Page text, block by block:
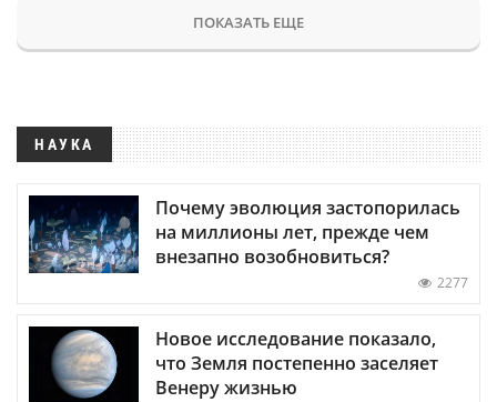
ПОКАЗАТЬ ЕЩЕ
НАУКА
Почему эволюция застопорилась
на миллионы лет, прежде чем
внезапно возобновиться?
2277
Новое исследование показало,
что Земля постепенно заселяет
Венеру жизнью